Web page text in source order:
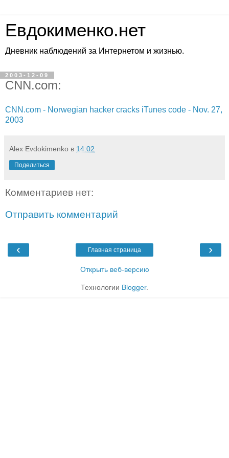
Евдокименко.нет
Дневник наблюдений за Интернетом и жизнью.
2003-12-09
CNN.com:
CNN.com - Norwegian hacker cracks iTunes code - Nov. 27,
2003
Alex Evdokimenko в 14:02
Поделиться
Комментариев нет:
Отправить комментарий
‹ ›
Главная страница
Открыть веб-версию
Технологии Blogger.